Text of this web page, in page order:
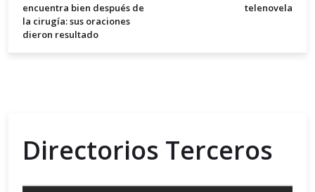
encuentra bien después de
la cirugía: sus oraciones
dieron resultado
telenovela
Directorios Terceros